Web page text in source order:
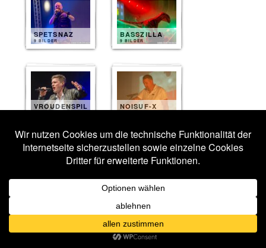
SPETSNAZ
9 BILDER
BASSZILLA
9 BILDER
VROUDENSPIL NOISUF-X
ANTIBODY CHAINREACTOR
Fotos 2025|Verschlagwortet mit
Chainreactor,Combichrist
Kupfergold,Leipzig,Noisuf-X,Osi and the Jupiter,Spetsnaz,
Wave Gotik Treffen